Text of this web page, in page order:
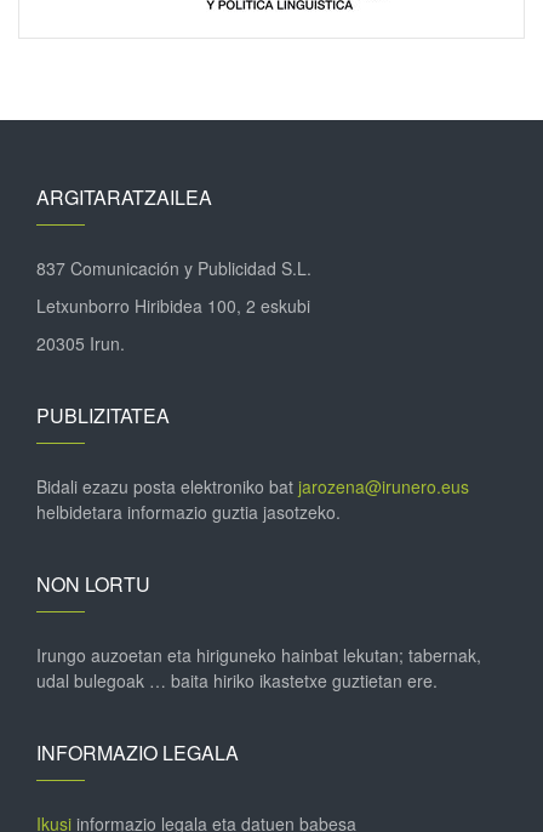
ARGITARATZAILEA
837 Comunicación y Publicidad S.L.
Letxunborro Hiribidea 100, 2 eskubi
20305 Irun.
PUBLIZITATEA
Bidali ezazu posta elektroniko bat jarozena@irunero.eus
helbidetara informazio guztia jasotzeko.
NON LORTU
Irungo auzoetan eta hiriguneko hainbat lekutan; tabernak,
udal bulegoak … baita hiriko ikastetxe guztietan ere.
INFORMAZIO LEGALA
Ikusi informazio legala eta datuen babesa